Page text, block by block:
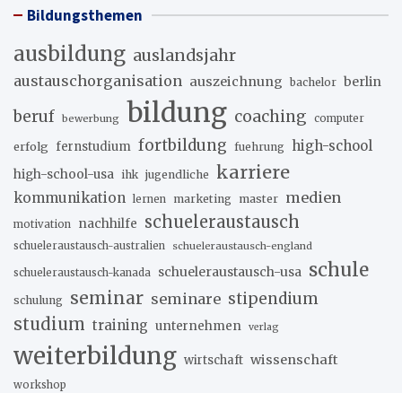
Bildungsthemen
ausbildung auslandsjahr
austauschorganisation auszeichnung bachelor berlin
beruf bewerbung bildung coaching computer
erfolg fernstudium fortbildung fuehrung high-school
high-school-usa ihk jugendliche karriere
kommunikation lernen marketing master medien
motivation nachhilfe schueleraustausch
schueleraustausch-australien schueleraustausch-england
schueleraustausch-kanada schueleraustausch-usa schule
schulung seminar seminare stipendium
studium training unternehmen verlag
weiterbildung wirtschaft wissenschaft
workshop